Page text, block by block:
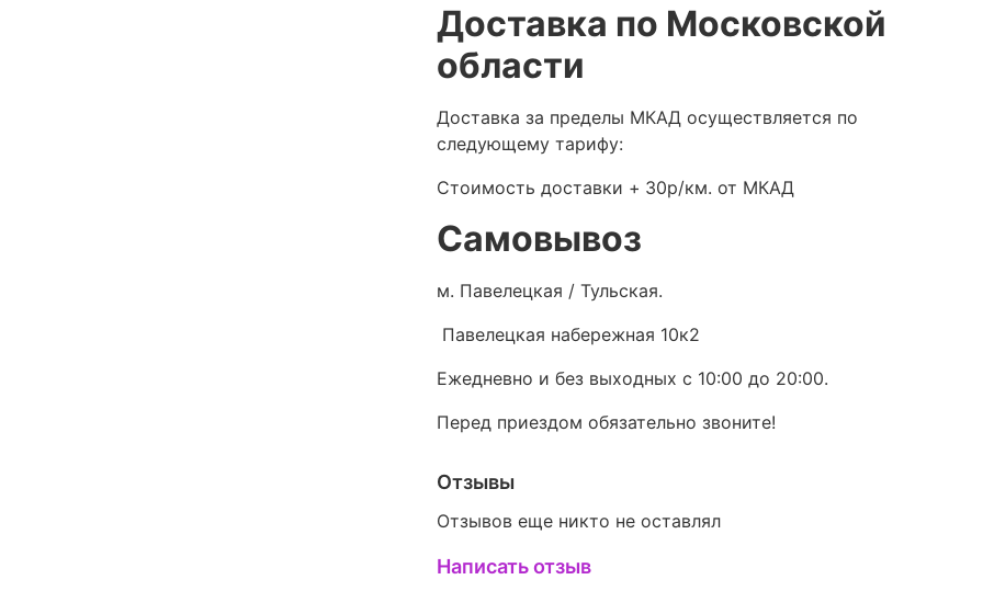
Доставка по Московской
области
Доставка за пределы МКАД осуществляется по
следующему тарифу:
Стоимость доставки + 30р/км. от МКАД
Самовывоз
м. Павелецкая / Тульская.
Павелецкая набережная 10к2
Ежедневно и без выходных с 10:00 до 20:00.
Перед приездом обязательно звоните!
Отзывы
Отзывов еще никто не оставлял
Написать отзыв